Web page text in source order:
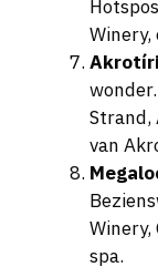
Strand,
van
Winery,
spa.